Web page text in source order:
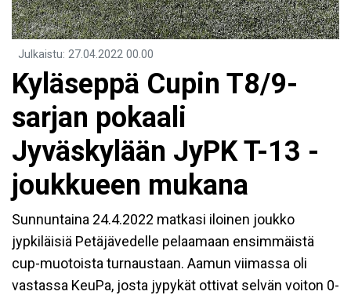
Julkaistu: 27.04.2022 00.00
Kyläseppä Cupin T8/9-
sarjan pokaali
Jyväskylään JyPK T-13 -
joukkueen mukana
Sunnuntaina 24.4.2022 matkasi iloinen joukko
jypkiläisiä Petäjävedelle pelaamaan ensimmäistä
cup-muotoista turnaustaan. Aamun viimassa oli
vastassa KeuPa, josta jypykät ottivat selvän voiton 0-